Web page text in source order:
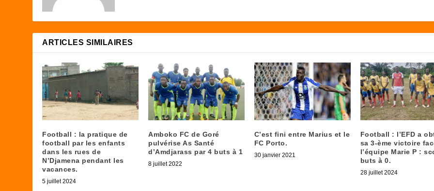
ARTICLES SIMILAIRES
Football : la pratique de
football par les enfants
dans les rues de
N’Djamena pendant les
vacances.
5 juillet 2024
Amboko FC de Goré
pulvérise As Santé
d’Amdjarass par 4 buts à 1
8 juillet 2022
C’est fini entre Marius et le
FC Porto.
30 janvier 2021
Football : l’EFD a
sa 3-ème victoire
l’équipe Marie P :
buts à 0.
28 juillet 2024